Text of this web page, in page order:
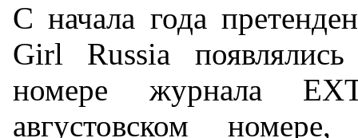
С начала года
Girl Russia
номере журнала
августовском